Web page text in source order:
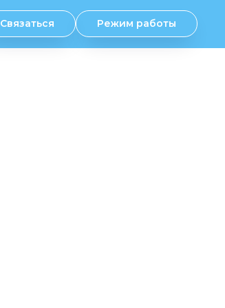
Связаться Режим работы